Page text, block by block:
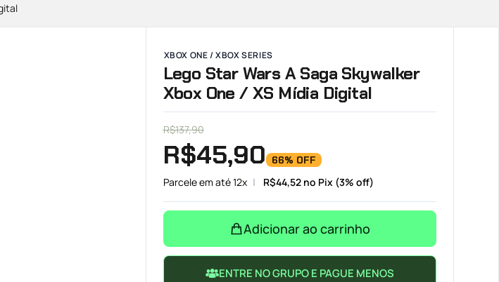
XBOX ONE / XBOX SERIES
Lego Star Wars A Saga Skywalker
Xbox One / XS Mídia Digital
R$137,90
R$45,90 66% OFF
Parcele em até 12x R$44,52no Pix (3% off)
Adicionar ao carrinho
ENTRE NO GRUPO E PAGUE MENOS